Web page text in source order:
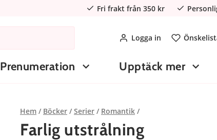
Fri frakt från 350 kr
Logga in
Prenumeration Upptäck mer
Hem Böcker Serier Romantik
Farlig utstrålning